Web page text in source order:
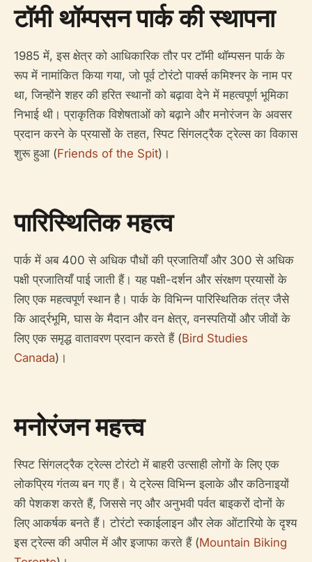
टॉमी थॉम्पसन पार्क की स्थापना
1985 में, इस क्षेत्र को आधिकारिक तौर पर टॉमी थॉम्पसन पार्क के
रूप में नामांकित किया गया, जो पूर्व टोरंटो पार्क्स कमिश्नर के नाम पर
था, जिन्होंने शहर की हरित स्थानों को बढ़ावा देने में महत्वपूर्ण भूमिका
निभाई थी। प्राकृतिक विशेषताओं को बढ़ाने और मनोरंजन के अवसर
प्रदान करने के प्रयासों के तहत, स्पिट सिंगलट्रैक ट्रेल्स का विकास
शुरू हुआ (Friends of the Spit)।
पारिस्थितिक महत्व
पार्क में अब 400 से अधिक पौधों की प्रजातियाँ और 300 से अधिक
पक्षी प्रजातियाँ पाई जाती हैं। यह पक्षी-दर्शन और संरक्षण प्रयासों के
लिए एक महत्वपूर्ण स्थान है। पार्क के विभिन्न पारिस्थितिक तंत्र जैसे
कि आर्द्रभूमि, घास के मैदान और वन क्षेत्र, वनस्पतियों और जीवों के
लिए एक समृद्ध वातावरण प्रदान करते हैं (Bird Studies
Canada)।
मनोरंजन महत्त्व
स्पिट सिंगलट्रैक ट्रेल्स टोरंटो में बाहरी उत्साही लोगों के लिए एक
लोकप्रिय गंतव्य बन गए हैं। ये ट्रेल्स विभिन्न इलाके और कठिनाइयों
की पेशकश करते हैं, जिससे नए और अनुभवी पर्वत बाइकरों दोनों के
लिए आकर्षक बनते हैं। टोरंटो स्काईलाइन और लेक ओंटारियो के दृश्य
इस ट्रेल्स की अपील में और इजाफा करते हैं (Mountain Biking